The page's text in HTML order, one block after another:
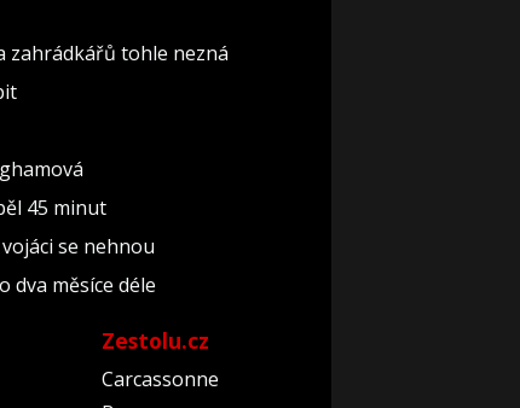
zahrádkářů tohle nezná
45 minut
se nehnou
dva měsíce déle
Zestolu.cz
Carcassonne